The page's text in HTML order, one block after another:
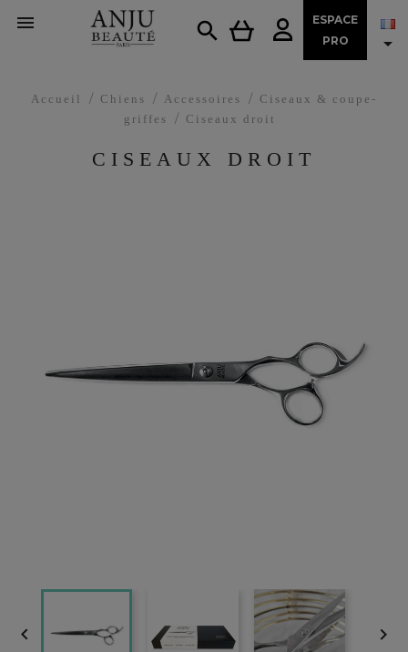


ESPACE
PRO

Accueil Chiens Accessoires
Ciseaux & coupe-
griffes
Ciseaux droit
CISEAUX DROIT
 